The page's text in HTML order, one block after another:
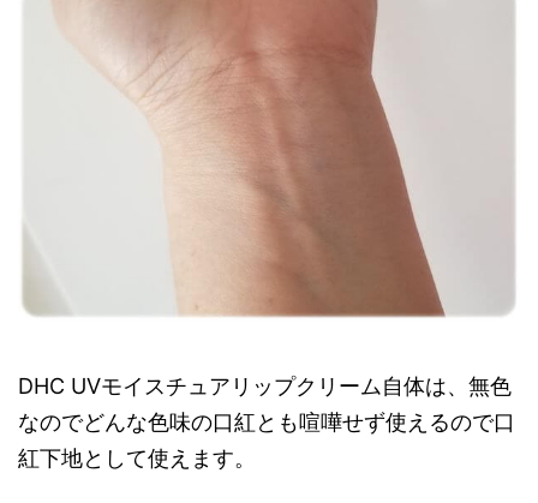
DHC UVモイスチュアリップクリーム自体は、無色
なのでどんな色味の口紅とも喧嘩せず使えるので口
紅下地として使えます。